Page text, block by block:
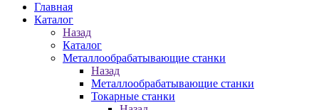
Главная
Каталог
Назад
Каталог
Металлообрабатывающие станки
Назад
Металлообрабатывающие станки
Токарные станки